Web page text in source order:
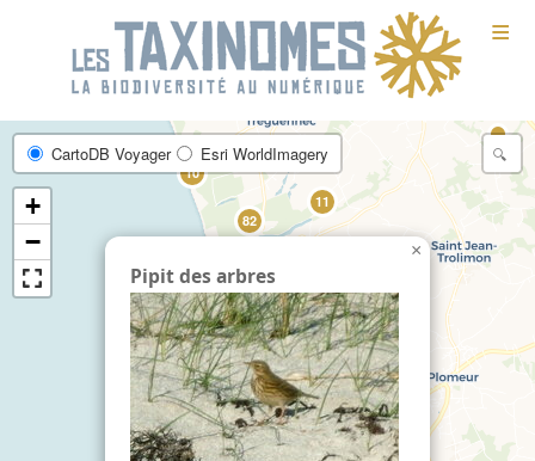
≡
21
9
11
10
10
82
32
Pipit des arbres
×
CartoDB Voyager Esri WorldImagery
+
−